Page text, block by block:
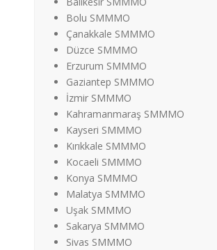
Bolu SMMMO
Çanakkale SMMMO
Düzce SMMMO
Erzurum SMMMO
Gaziantep SMMMO
İzmir SMMMO
Kahramanmaraş SMMMO
Kayseri SMMMO
Kırıkkale SMMMO
Kocaeli SMMMO
Konya SMMMO
Malatya SMMMO
Uşak SMMMO
Sakarya SMMMO
Sivas SMMMO